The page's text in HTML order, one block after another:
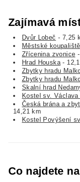
Zajímavá
Dvůr Lobeč - 7,25
Městské
Zřícenina zvonice
Hrad Houska -
Zbytky hradu
Zbytky hradu
Skalní hrad
Kostel sv.
Česká brána a
14,21 km
Kostel Povýšení
Co najdete